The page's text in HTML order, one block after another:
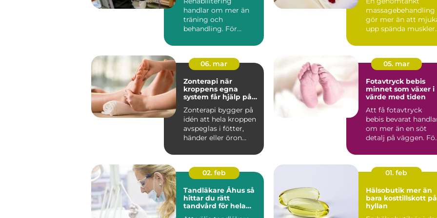
handlar om mer än
träning och
behandling. För
rehab vägen tillbaka...
hela kroppen
massagebehandling
gör mer än att
upp spända muskler.
stressnivåer,...
06. mar
Zonterapi när
kroppens egna
system får hjälp på
Zonterapi bygger på
idén att hela kroppen
avspeglas i fötter,
händer eller öron
05. mar
Fotavtryck bebis
minnet som växer i
värde med tiden
Att få fotavtryck
bebis bevarat
om mer än en söt
detalj på väggen. För
02. feb
Tandläkare Åhus så
hittar du rätt
tandvård för hela
01. feb
Hälsobutik mer än
bara kosttillskott på
hyllan